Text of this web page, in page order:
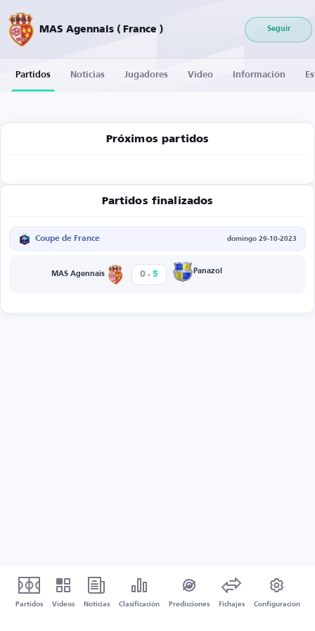
MAS Agennais ( France ) Seguir
Partidos Noticias Jugadores Vídeo Información
Próximos partidos
Partidos finalizados
Coupe de France domingo 29-10-2023
MAS Agennais 0 - 5 Panazol
Partidos Vídeos Noticias Clasificación Predicciones Fichajes Configuración